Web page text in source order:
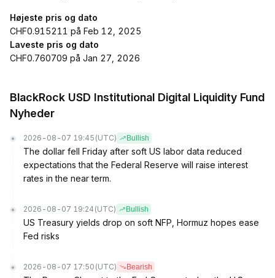
Højeste pris og dato
CHF0.915211 på Feb 12, 2025
Laveste pris og dato
CHF0.760709 på Jan 27, 2026
BlackRock USD Institutional Digital Liquidity Fund
Nyheder
2026-08-07 19:45 (UTC) Bullish
The dollar fell Friday after soft US labor data reduced
expectations that the Federal Reserve will raise interest
rates in the near term.
2026-08-07 19:24 (UTC) Bullish
US Treasury yields drop on soft NFP, Hormuz hopes ease
Fed risks
2026-08-07 17:50 (UTC) Bearish